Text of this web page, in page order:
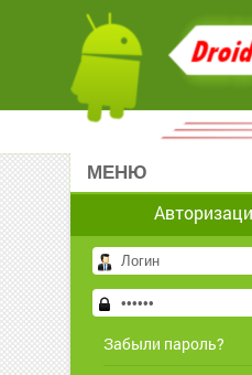
МЕНЮ
Забыли пароль?